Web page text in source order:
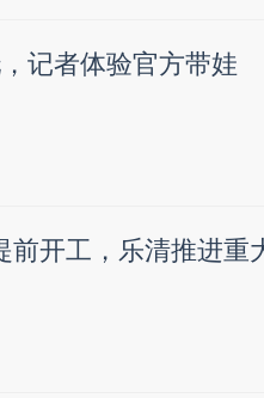
记者体验官方带娃
前开工，乐清推进重